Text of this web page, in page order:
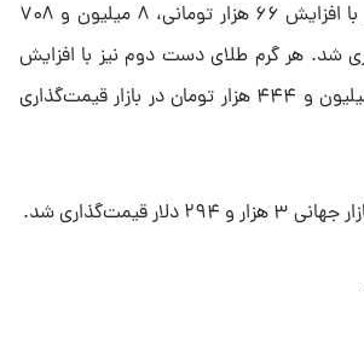
هر گرم طلای ۲۴ عیار با افزایش ۶۶ هزار تومانی، ۸ میلیون و ۷۰۸
شد. هر گرم طلای دست دوم نیز با افزایش
۴۹ هزار تومانی، ۶ میلیون و ۴۴۴ هزار تومان در بازار قیمت‌گذاری
قیمت‌گذاری شد.